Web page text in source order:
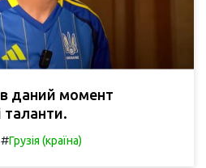
в даний момент
таланти.
#Грузія (країна)